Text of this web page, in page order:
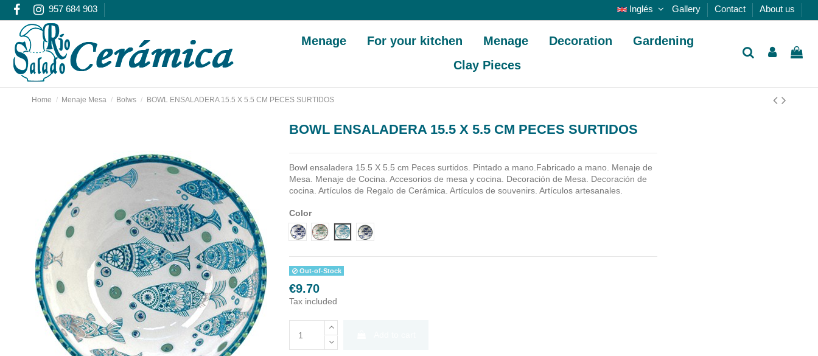
957 684 903 Inglés Gallery Contact About us
Menage For your kitchen Menage Decoration
Gardening
Clay Pieces
Home Menaje Mesa Bolws BOWL ENSALADERA 15.5 X 5.5 CM PECES SURTIDOS
BOWL ENSALADERA 15.5 X 5.5 CM PECES SURTIDOS
Bowl ensaladera 15.5 X 5.5 cm Peces surtidos. Pintado a mano.Fabricado a mano.
Menaje de
Mesa. Menaje de Cocina. Accesorios de mesa y cocina. Decoración de Mesa. Decoración de
cocina. Artículos de Regalo de Cerámica. Artículos de souvenirs. Artículos artesanales.
Color
Diseño 1Diseño 2Diseño 3Diseño 4
Out-of-Stock
€9.70
Tax included